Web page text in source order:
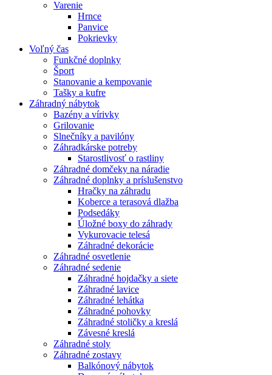
Varenie
Hrnce
Panvice
Pokrievky
Voľný čas
Funkčné doplnky
Šport
Stanovanie a kempovanie
Tašky a kufre
Záhradný nábytok
Bazény a vírivky
Grilovanie
Slnečníky a pavilóny
Záhradkárske potreby
Starostlivosť o rastliny
Záhradné domčeky na náradie
Záhradné doplnky a príslušenstvo
Hračky na záhradu
Koberce a terasová dlažba
Podsedáky
Úložné boxy do záhrady
Vykurovacie telesá
Záhradné dekorácie
Záhradné osvetlenie
Záhradné sedenie
Záhradné hojdačky a siete
Záhradné lavice
Záhradné lehátka
Záhradné pohovky
Záhradné stoličky a kreslá
Závesné kreslá
Záhradné stoly
Záhradné zostavy
Balkónový nábytok